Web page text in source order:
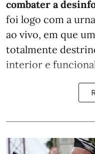
combater a
foi logo com a
ao vivo, em que
totalmente
interior e